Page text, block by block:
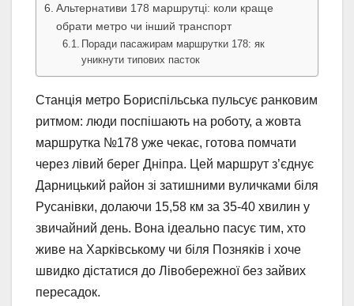
Альтернативи 178 маршрутці: коли краще
обрати метро чи інший транспорт
Поради пасажирам маршрутки 178: як
уникнути типових пасток
Станція метро Бориспільська пульсує ранковим
ритмом: люди поспішають на роботу, а жовта
маршрутка №178 уже чекає, готова помчати
через лівий берег Дніпра. Цей маршрут з’єднує
Дарницький район зі затишними вуличками біля
Русанівки, долаючи 15,58 км за 35-40 хвилин у
звичайний день. Вона ідеально пасує тим, хто
живе на Харківському чи біля Позняків і хоче
швидко дістатися до Лівобережної без зайвих
пересадок.